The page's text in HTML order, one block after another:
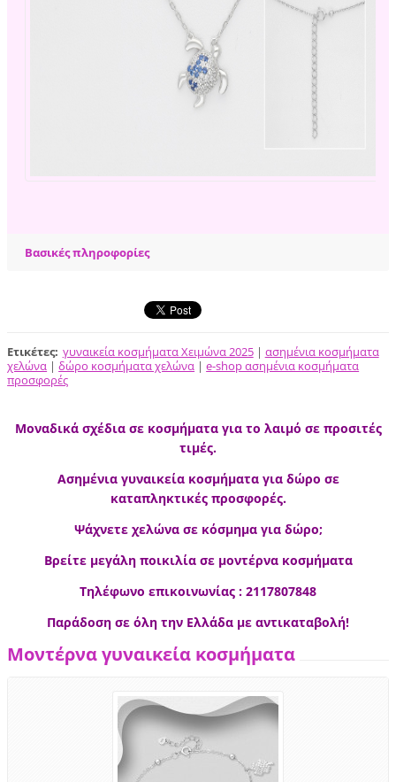
Βασικές πληροφορίες
Ετικέτες: γυναικεία κοσμήματα Χειμώνα 2025 | ασημένια κοσμήματα
χελώνα | δώρο κοσμήματα χελώνα | e-shop ασημένια κοσμήματα
προσφορές
Μοναδικά σχέδια σε κοσμήματα για το λαιμό σε προσιτές
τιμές.
Ασημένια γυναικεία κοσμήματα για δώρο σε
καταπληκτικές προσφορές.
Ψάχνετε χελώνα σε κόσμημα για δώρο;
Βρείτε μεγάλη ποικιλία σε μοντέρνα κοσμήματα
Τηλέφωνο επικοινωνίας : 2117807848
Παράδοση σε όλη την Ελλάδα με αντικαταβολή!
Μοντέρνα γυναικεία κοσμήματα